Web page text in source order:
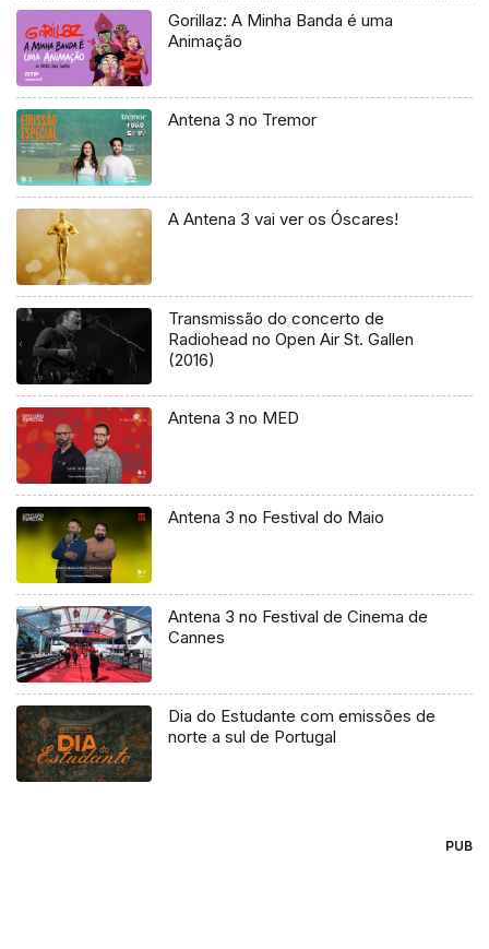
Gorillaz: A Minha Banda é uma
Animação
Antena 3 no Tremor
A Antena 3 vai ver os Óscares!
Transmissão do concerto de
Radiohead no Open Air St. Gallen
(2016)
Antena 3 no MED
Antena 3 no Festival do Maio
Antena 3 no Festival de Cinema de
Cannes
Dia do Estudante com emissões de
norte a sul de Portugal
PUB